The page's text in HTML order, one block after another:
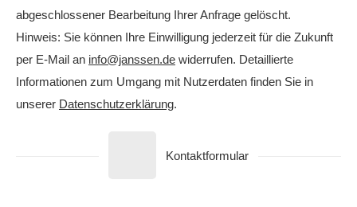
abgeschlossener Bearbeitung Ihrer Anfrage gelöscht.
Hinweis: Sie können Ihre Einwilligung jederzeit für die Zukunft
per E-Mail an info@janssen.de widerrufen. Detaillierte
Informationen zum Umgang mit Nutzerdaten finden Sie in
unserer Datenschutzerklärung.
Kontaktformular